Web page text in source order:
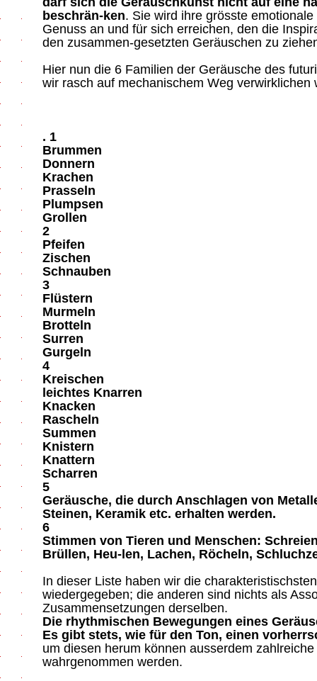
beschrän-ken. Sie wird ihre grösste
Genuss an und für sich erreichen, den die
den zusammen-gesetzten Geräuschen zu
Hier nun die 6 Familien der Geräusche des
wir rasch auf mechanischem Weg verwirklichen
. 1
Brummen
Donnern
Krachen
Prasseln
Plumpsen
Grollen
2
Pfeifen
Zischen
Schnauben
3
Flüstern
Murmeln
Brotteln
Surren
Gurgeln
4
Kreischen
leichtes Knarren
Knacken
Rascheln
Summen
Knistern
Knattern
Scharren
5
Geräusche, die durch Anschlagen von
Steinen, Keramik etc. erhalten werden.
6
Stimmen von Tieren und Menschen:
Brüllen, Heu-len, Lachen, Röcheln,
In dieser Liste haben wir die
wiedergegeben; die anderen sind nichts als
Zusammensetzungen derselben.
Die rhythmischen Bewegungen eines
Es gibt stets, wie für den Ton, einen
um diesen herum können ausserdem
wahrgenommen werden.